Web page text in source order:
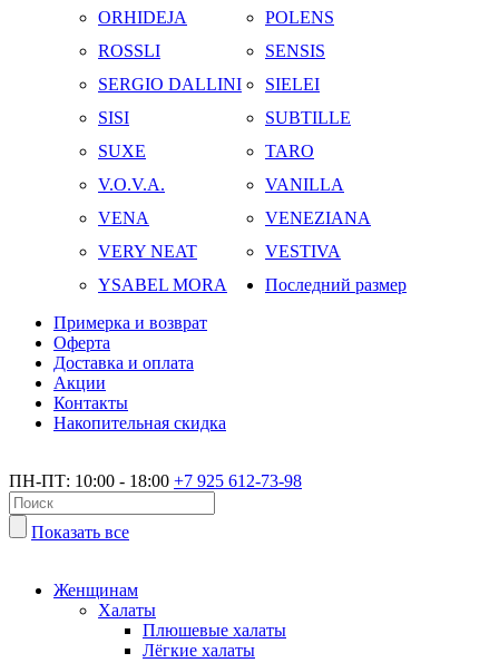
ORHIDEJA
POLENS
ROSSLI
SENSIS
SERGIO DALLINI
SIELEI
SISI
SUBTILLE
SUXE
TARO
V.O.V.A.
VANILLA
VENA
VENEZIANA
VERY NEAT
VESTIVA
YSABEL MORA
Последний размер
Примерка и возврат
Оферта
Доставка и оплата
Акции
Контакты
Накопительная скидка
ПН-ПТ: 10:00 - 18:00 +7 925 612-73-98
Показать все
Женщинам
Халаты
Плюшевые халаты
Лёгкие халаты